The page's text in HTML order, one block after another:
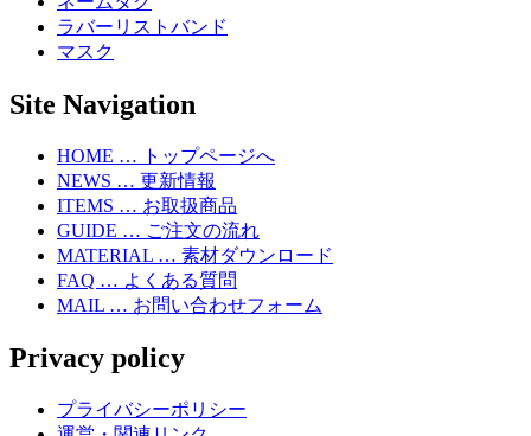
ラバーリストバンド
マスク
Site Navigation
HOME … トップページへ
NEWS … 更新情報
ITEMS … お取扱商品
GUIDE … ご注文の流れ
MATERIAL … 素材ダウンロード
FAQ … よくある質問
MAIL … お問い合わせフォーム
Privacy policy
プライバシーポリシー